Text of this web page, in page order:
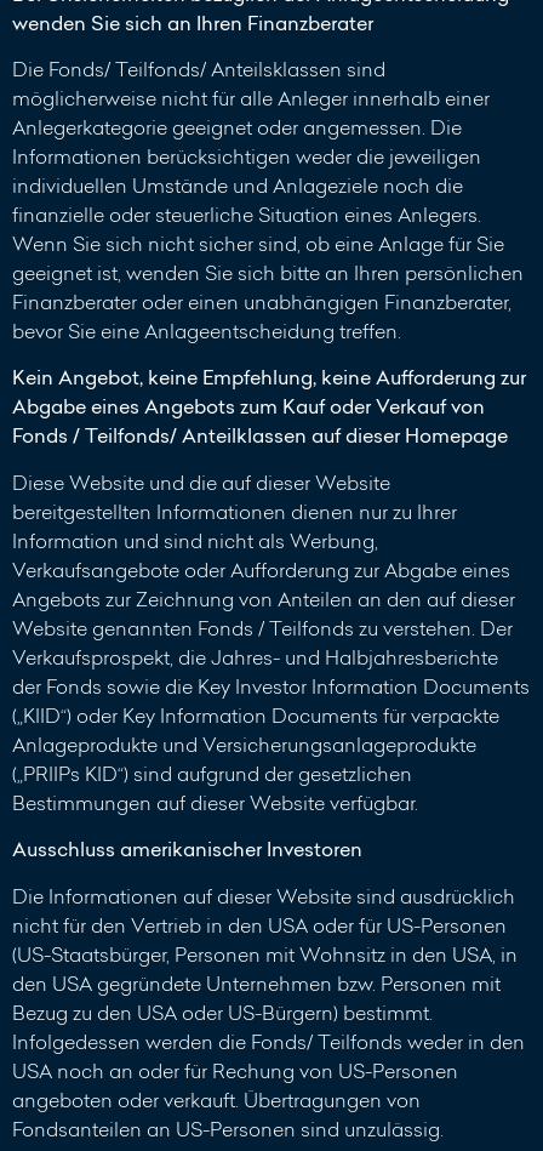
wenden Sie sich an Ihren Finanzberater
Die Fonds/ Teilfonds/ Anteilsklassen sind
möglicherweise nicht für alle Anleger innerhalb einer
Anlegerkategorie geeignet oder angemessen. Die
Informationen berücksichtigen weder die jeweiligen
individuellen Umstände und Anlageziele noch die
finanzielle oder steuerliche Situation eines Anlegers.
Wenn Sie sich nicht sicher sind, ob eine Anlage für Sie
geeignet ist, wenden Sie sich bitte an Ihren persönlichen
Finanzberater oder einen unabhängigen Finanzberater,
bevor Sie eine Anlageentscheidung treffen.
Kein Angebot, keine Empfehlung, keine Aufforderung zur
Abgabe eines Angebots zum Kauf oder Verkauf von
Fonds / Teilfonds/ Anteilklassen auf dieser Homepage
Diese Website und die auf dieser Website
bereitgestellten Informationen dienen nur zu Ihrer
Information und sind nicht als Werbung,
Verkaufsangebote oder Aufforderung zur Abgabe eines
Angebots zur Zeichnung von Anteilen an den auf dieser
Website genannten Fonds / Teilfonds zu verstehen. Der
Verkaufsprospekt, die Jahres- und Halbjahresberichte
der Fonds sowie die Key Investor Information Documents
(„KIID“) oder Key Information Documents für verpackte
Anlageprodukte und Versicherungsanlageprodukte
(„PRIIPs KID“) sind aufgrund der gesetzlichen
Bestimmungen auf dieser Website verfügbar.
Ausschluss amerikanischer Investoren
Die Informationen auf dieser Website sind ausdrücklich
nicht für den Vertrieb in den USA oder für US-Personen
(US-Staatsbürger, Personen mit Wohnsitz in den USA, in
den USA gegründete Unternehmen bzw. Personen mit
Bezug zu den USA oder US-Bürgern) bestimmt.
Infolgedessen werden die Fonds/ Teilfonds weder in den
USA noch an oder für Rechung von US-Personen
angeboten oder verkauft. Übertragungen von
Fondsanteilen an US-Personen sind unzulässig.